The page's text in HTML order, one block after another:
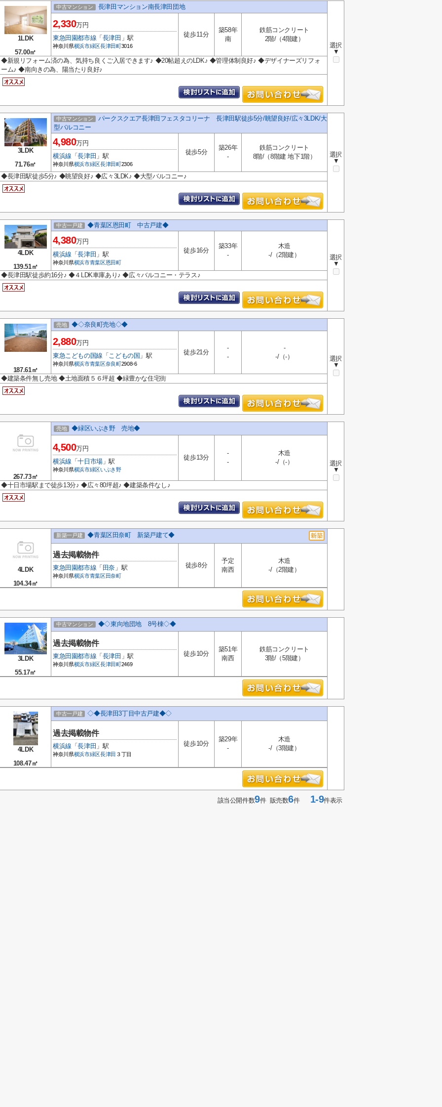
1LDK
57.00㎡
中古マンション 長津田マンション南長津田団地
選択
▼
2,330万円
東急田園都市線 「 長津田 」駅
神奈川県横浜市緑区長津田町3016
徒歩11分
築58年
南
鉄筋コンクリート
2階/（4階建）
◆新規リフォーム済の為、気持ち良くご入居できます♪ ◆20帖超えのLDK♪ ◆管理体制良好♪ ◆デザイナーズリフォ
ーム♪ ◆南向きの為、陽当たり良好♪
3LDK
71.76㎡
中古マンション
パークスクエア長津田フェスタコリーナ 長津田駅徒歩5分/眺望良好/広々3LDK/大
型バルコニー
選択
▼
4,980万円
横浜線 「長津田 」駅
神奈川県横浜市緑区長津田町2306
徒歩5分
築26年
-
鉄筋コンクリート
8階/（8階建 地下1階）
◆長津田駅徒歩5分♪ ◆眺望良好♪ ◆広々3LDK♪ ◆大型バルコニー♪
4LDK
139.51㎡
中古一戸建 ◆青葉区恩田町 中古戸建◆
選択
▼
4,380万円
横浜線 「長津田 」駅
神奈川県横浜市青葉区 恩田町
徒歩16分
築33年
-
木造
-/（2階建）
◆長津田駅徒歩約16分♪ ◆４LDK車庫あり♪ ◆広々バルコニー・テラス♪
187.61㎡
売地 ◆◇奈良町売地◇◆
選択
▼
2,880万円
東急こどもの国線 「 こどもの国 」駅
神奈川県横浜市青葉区奈良町2908-6
徒歩21分
-
-
-
-/（-）
◆建築条件無し売地 ◆土地面積５６坪超 ◆緑豊かな住宅街
267.73㎡
売地 ◆緑区いぶき野 売地◆
選択
▼
4,500万円
横浜線 「十日市場」駅
神奈川県横浜市緑区 いぶき野
徒歩13分
-
-
木造
-/（-）
◆十日市場駅まで徒歩13分♪ ◆広々80坪超♪ ◆建築条件なし♪
4LDK
104.34㎡
新築一戸建 ◆青葉区田奈町 新築戸建て◆
過去掲載物件
東急田園都市線 「 田奈 」駅
神奈川県横浜市青葉区 田奈町
徒歩8分
予定
南西
木造
-/（2階建）
3LDK
55.17㎡
中古マンション ◆◇東向地団地 8号棟◇◆
過去掲載物件
東急田園都市線 「 長津田 」駅
神奈川県横浜市緑区長津田町2469
徒歩10分
築51年
南西
鉄筋コンクリート
3階/（5階建）
4LDK
108.47㎡
中古一戸建 ◇◆長津田3丁目中古戸建◆◇
過去掲載物件
横浜線 「長津田 」駅
神奈川県横浜市緑区長津田 ３丁目
徒歩10分
築29年
-
木造
-/（3階建）
該当公開件数9件 販売数6件1-9件表示